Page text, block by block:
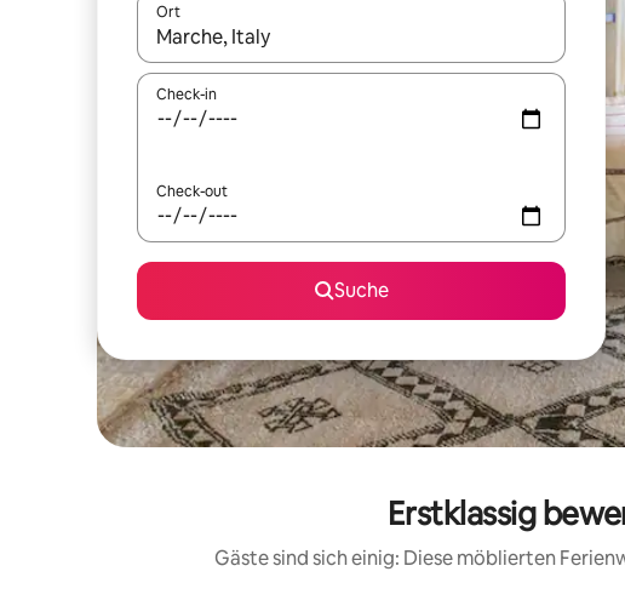
Ort
Wenn Ergebnisse verfügbar sind, navigiere mit den
Check-in
Check-out
Suche
Erstklassig
Gäste sind sich einig: Diese möblierten